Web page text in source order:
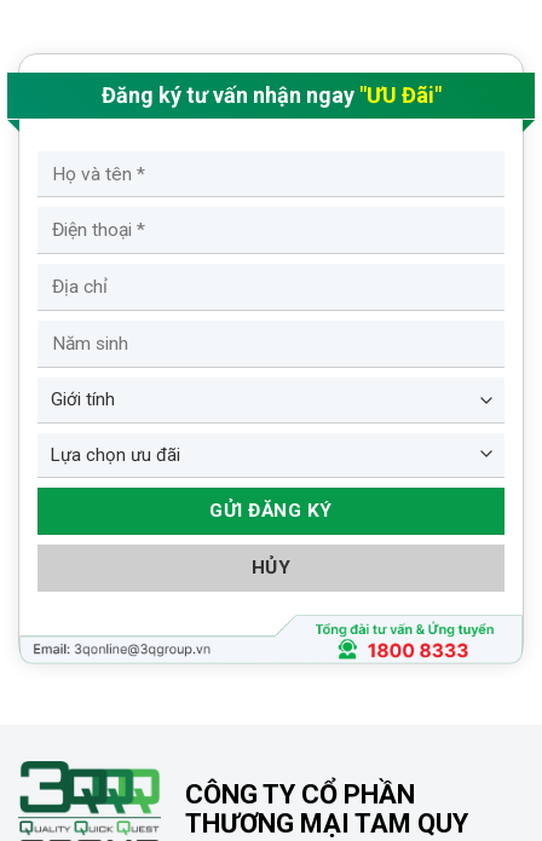
Đăng ký tư vấn nhận ngay "ƯU Đãi"
HỦY
CÔNG TY CỔ PHẦN
THƯƠNG MẠI TAM QUY